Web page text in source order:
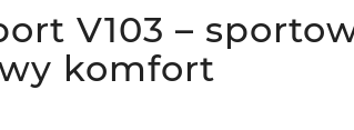
V103 –
komfort